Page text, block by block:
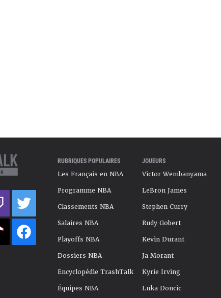
RUBRIQUES POPULAIRES
Les Français en NBA
Programme NBA
Classements NBA
Salaires NBA
Playoffs NBA
Dossiers NBA
Encyclopédie TrashTalk
Équipes NBA
JOUEURS
Victor Wembanyama
LeBron James
Stephen Curry
Rudy Gobert
Kevin Durant
Ja Morant
Kyrie Irving
Luka Doncic